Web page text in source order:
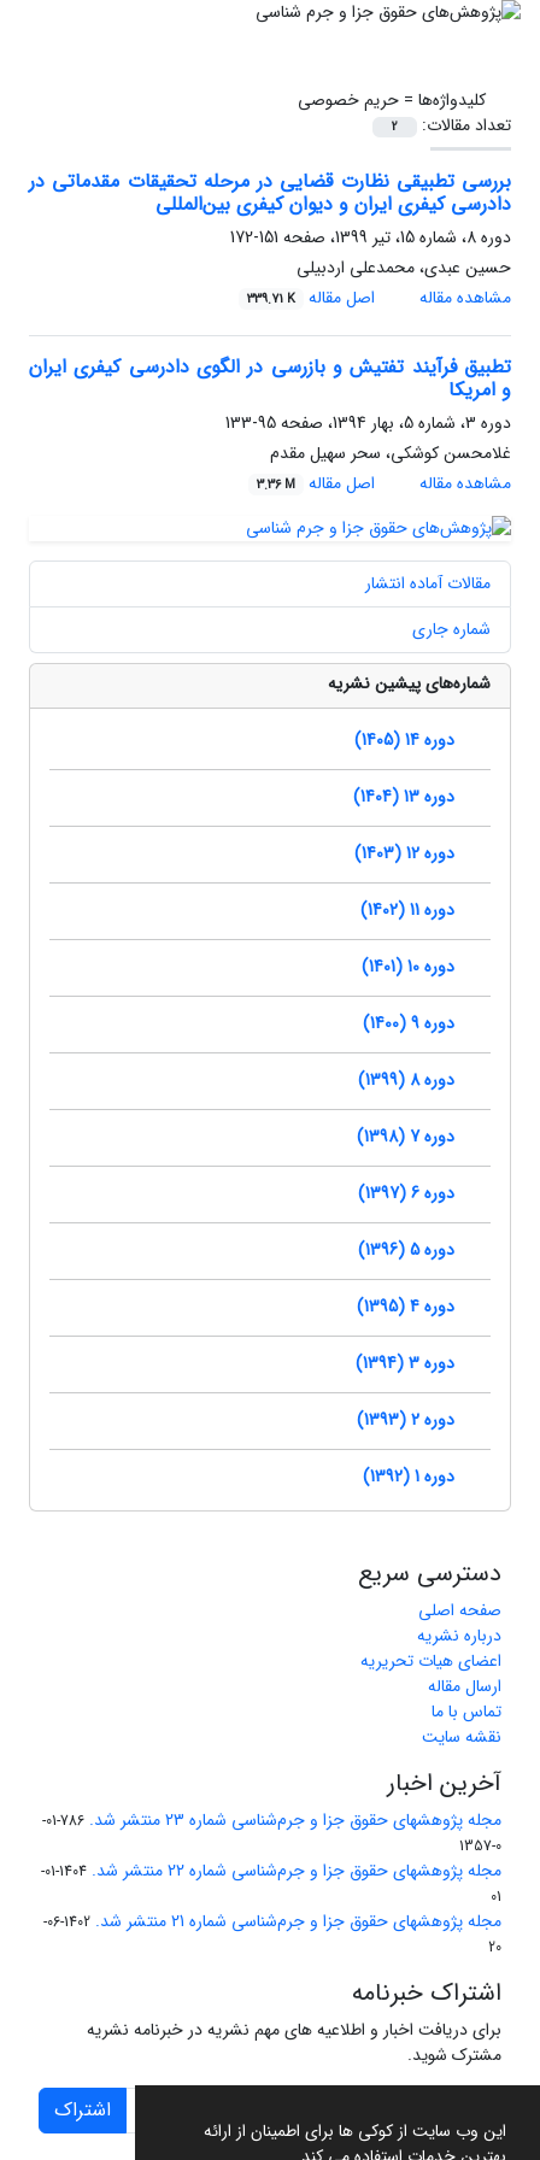
این وب سایت از کوکی ها برای اطمینان از ارائه
کلیدواژه‌ها =حریم خصوصی
تعداد مقالات:
2
بررسی تطبیقی نظارت قضایی در مرحله تحقیقات مقدماتی در
دادرسی کیفری ایران و دیوان کیفری بین‌المللی
دوره 8، شماره 15، تیر 1399، صفحه
151-172
حسین عبدی، محمدعلی اردبیلی
مشاهده مقاله
اصل مقاله 339.71 K
تطبیق فرآیند تفتیش و بازرسی در الگوی دادرسی کیفری ایران
و امریکا
دوره 3، شماره 5، بهار 1394، صفحه
95-133
غلامحسن کوشکی، سحر سهیل مقدم
مشاهده مقاله
اصل مقاله 3.36 M
مقالات آماده انتشار
شماره جاری
شماره‌های پیشین نشریه
دوره 14 (1405)
دوره 13 (1404)
دوره 12 (1403)
دوره 11 (1402)
دوره 10 (1401)
دوره 9 (1400)
دوره 8 (1399)
دوره 7 (1398)
دوره 6 (1397)
دوره 5 (1396)
دوره 4 (1395)
دوره 3 (1394)
دوره 2 (1393)
دوره 1 (1392)
دسترسی سریع
صفحه اصلی
درباره نشریه
اعضای هیات تحریریه
ارسال مقاله
تماس با ما
نقشه سایت
آخرین اخبار
مجله پژوهشهای حقوق جزا و جرم‌شناسی شماره 23 منتشر شد.
786-01-
0-1357
مجله پژوهشهای حقوق جزا و جرم‌شناسی شماره 22 منتشر شد.
1404-01-
01
مجله پژوهشهای حقوق جزا و جرم‌شناسی شماره 21 منتشر شد.
1402-06-
20
اشتراک خبرنامه
برای دریافت اخبار و اطلاعیه های مهم نشریه در خبرنامه نشریه
مشترک شوید.
اشتراک